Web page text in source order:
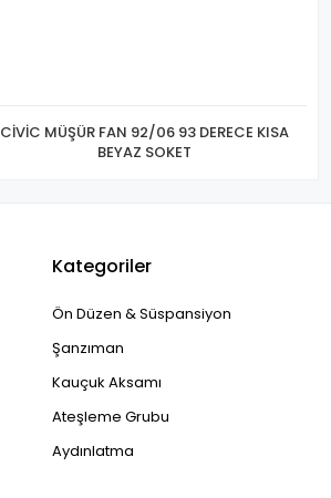
CİVİC MÜŞÜR FAN 92/06 93 DERECE KISA
BEYAZ SOKET
Kategoriler
Ön Düzen & Süspansiyon
Şanzıman
Kauçuk Aksamı
Ateşleme Grubu
Aydınlatma